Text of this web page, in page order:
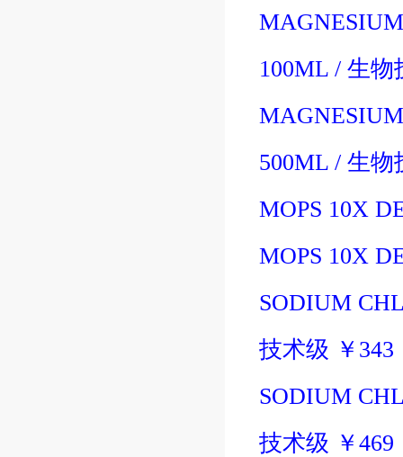
100ML / 生物
500ML / 生物
MOPS 10X
MOPS 10X
SODIUM
技术级 ￥ 343
SODIUM
技术级 ￥469